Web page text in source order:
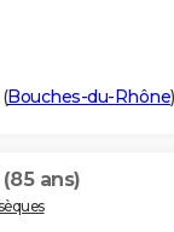
(Bouches-du-Rhône)
(85 ans)